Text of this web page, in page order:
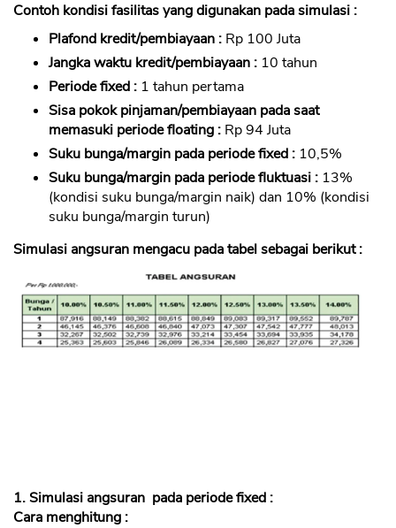
Contoh kondisi fasilitas yang digunakan pada simulasi :
Plafond kredit/pembiayaan : Rp 100 Juta
Jangka waktu kredit/pembiayaan : 10 tahun
Periode fixed : 1 tahun pertama
Sisa pokok pinjaman/pembiayaan pada saat
memasuki periode floating : Rp 94 Juta
Suku bunga/margin pada periode fixed : 10,5%
Suku bunga/margin pada periode fluktuasi : 13%
(kondisi suku bunga/margin naik) dan 10% (kondisi
suku bunga/margin turun)
Simulasi angsuran mengacu pada tabel sebagai berikut :
1. Simulasi angsuran pada periode fixed :
Cara menghitung :